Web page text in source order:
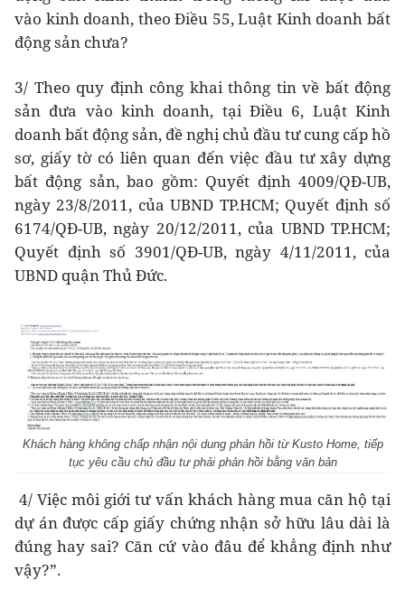
vào kinh doanh, theo Điều 55, Luật Kinh doanh bất
động sản chưa?
3/ Theo quy định công khai thông tin về bất động
sản đưa vào kinh doanh, tại Điều 6, Luật Kinh
doanh bất động sản, đề nghị chủ đầu tư cung cấp hồ
sơ, giấy tờ có liên quan đến việc đầu tư xây dựng
bất động sản, bao gồm: Quyết định 4009/QĐ-UB,
ngày 23/8/2011, của UBND TP.HCM; Quyết định số
6174/QĐ-UB, ngày 20/12/2011, của UBND TP.HCM;
Quyết định số 3901/QĐ-UB, ngày 4/11/2011, của
UBND quận Thủ Đức.
Khách hàng không chấp nhận nội dung phản hồi từ Kusto Home, tiếp
tục yêu cầu chủ đầu tư phải phản hồi bằng văn bản
4/ Việc môi giới tư vấn khách hàng mua căn hộ tại
dự án được cấp giấy chứng nhận sở hữu lâu dài là
đúng hay sai? Căn cứ vào đâu để khẳng định như
vậy?”.